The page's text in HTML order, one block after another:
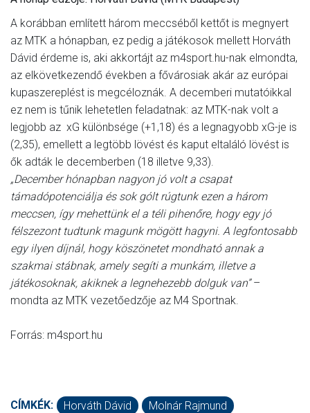
A korábban említett három meccséből kettőt is megnyert
az MTK a hónapban, ez pedig a játékosok mellett Horváth
Dávid érdeme is, aki akkortájt az m4sport.hu-nak elmondta,
az elkövetkezendő években a fővárosiak akár az európai
kupaszereplést is megcéloznák. A decemberi mutatóikkal
ez nem is tűnik lehetetlen feladatnak: az MTK-nak volt a
legjobb az xG különbsége (+1,18) és a legnagyobb xG-je is
(2,35), emellett a legtöbb lövést és kaput eltaláló lövést is
ők adták le decemberben (18 illetve 9,33).
„December hónapban nagyon jó volt a csapat
támadópotenciálja és sok gólt rúgtunk ezen a három
meccsen, így mehettünk el a téli pihenőre, hogy egy jó
félszezont tudtunk magunk mögött hagyni. A legfontosabb
egy ilyen díjnál, hogy köszönetet mondható annak a
szakmai stábnak, amely segíti a munkám, illetve a
játékosoknak, akiknek a legnehezebb dolguk van”–
mondta az MTK vezetőedzője az M4 Sportnak.
Forrás: m4sport.hu
CÍMKÉK: Horváth Dávid Molnár Rajmund